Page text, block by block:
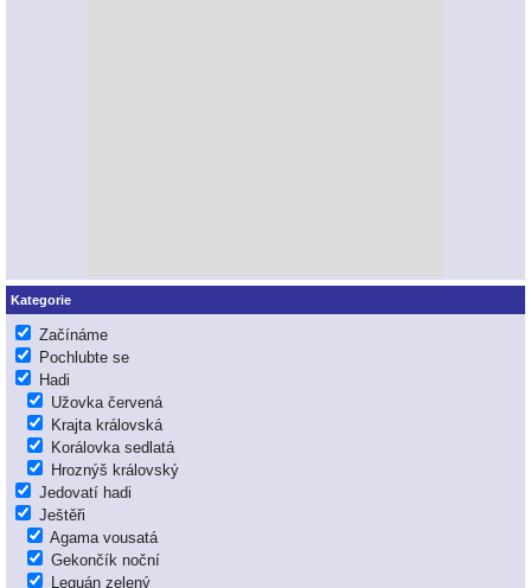
Kategorie
Začínáme
Pochlubte se
Hadi
Užovka červená
Krajta královská
Korálovka sedlatá
Hroznýš královský
Jedovatí hadi
Ještěři
Agama vousatá
Gekončík noční
Leguán zelený